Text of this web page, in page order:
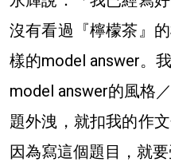
沒有看過『檸檬茶』
樣的model answer。
model answer的風格
題外洩，就扣我的作
因為寫這個題目，就